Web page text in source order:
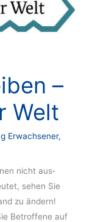
–
Welt
Erwachsener,
nicht aus­
sehen Sie
zu ändern!
Betroffene auf